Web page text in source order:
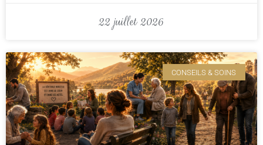
22 juillet 2026
CONSEILS & SOINS